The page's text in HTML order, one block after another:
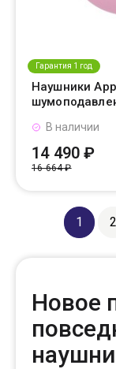
Гарантия 1 год
Наушники
В наличии
14 490 ₽
16 664 ₽
1 2
Новое